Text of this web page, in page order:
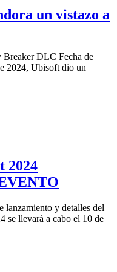
un vistazo a
Breaker DLC Fecha de
2024, Ubisoft dio un
2024
lanzamiento y detalles del
se llevará a cabo el 10 de